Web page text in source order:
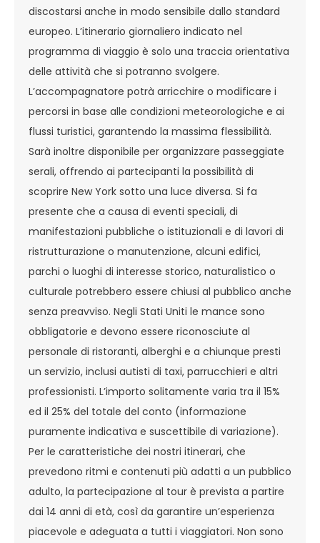
discostarsi anche in modo sensibile dallo standard
europeo. L’itinerario giornaliero indicato nel
programma di viaggio è solo una traccia orientativa
delle attività che si potranno svolgere.
L’accompagnatore potrà arricchire o modificare i
percorsi in base alle condizioni meteorologiche e ai
flussi turistici, garantendo la massima flessibilità.
Sarà inoltre disponibile per organizzare passeggiate
serali, offrendo ai partecipanti la possibilità di
scoprire New York sotto una luce diversa. Si fa
presente che a causa di eventi speciali, di
manifestazioni pubbliche o istituzionali e di lavori di
ristrutturazione o manutenzione, alcuni edifici,
parchi o luoghi di interesse storico, naturalistico o
culturale potrebbero essere chiusi al pubblico anche
senza preavviso. Negli Stati Uniti le mance sono
obbligatorie e devono essere riconosciute al
personale di ristoranti, alberghi e a chiunque presti
un servizio, inclusi autisti di taxi, parrucchieri e altri
professionisti. L’importo solitamente varia tra il 15%
ed il 25% del totale del conto (informazione
puramente indicativa e suscettibile di variazione).
Per le caratteristiche dei nostri itinerari, che
prevedono ritmi e contenuti più adatti a un pubblico
adulto, la partecipazione al tour è prevista a partire
dai 14 anni di età, così da garantire un’esperienza
piacevole e adeguata a tutti i viaggiatori. Non sono